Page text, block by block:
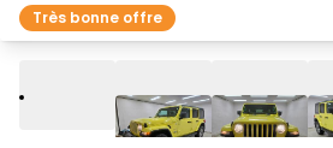
Très bonne offre
Lire Précédent
Suivant